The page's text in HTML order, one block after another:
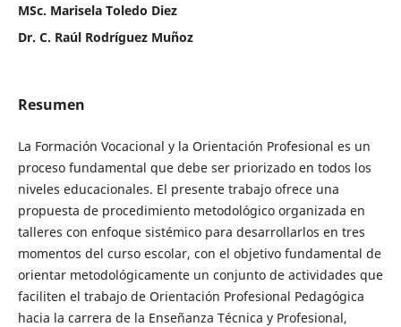
MSc. Marisela Toledo Diez
Dr. C. Raúl Rodríguez Muñoz
Resumen
La Formación Vocacional y la Orientación Profesional es un
proceso fundamental que debe ser priorizado en todos los
niveles educacionales. El presente trabajo ofrece una
propuesta de procedimiento metodológico organizada en
talleres con enfoque sistémico para desarrollarlos en tres
momentos del curso escolar, con el objetivo fundamental de
orientar metodológicamente un conjunto de actividades que
faciliten el trabajo de Orientación Profesional Pedagógica
hacia la carrera de la Enseñanza Técnica y Profesional,